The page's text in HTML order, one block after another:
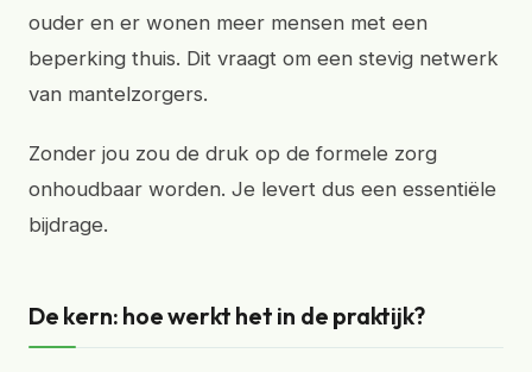
ouder en er wonen meer mensen met een
beperking thuis. Dit vraagt om een stevig netwerk
van mantelzorgers.
Zonder jou zou de druk op de formele zorg
onhoudbaar worden. Je levert dus een essentiële
bijdrage.
De kern: hoe werkt het in de praktijk?